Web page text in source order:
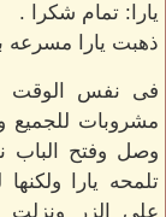
يارا: تمام شكرا .
ذهبت يارا مسرعه
فى نفس الوقت
مشروبات للجميع
وصل وفتح الباب
تلمحه يارا
على الزر